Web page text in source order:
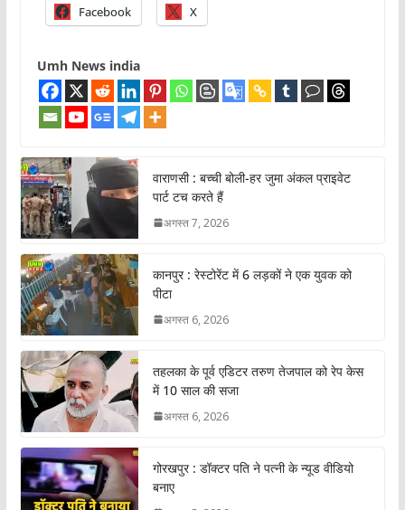
Facebook X
Umh News india
वाराणसी : बच्ची बोली-हर जुमा अंकल प्राइवेट
पार्ट टच करते हैं
अगस्त 7, 2026
कानपुर : रेस्टोरेंट में 6 लड़कों ने एक युवक को
पीटा
अगस्त 6, 2026
तहलका के पूर्व एडिटर तरुण तेजपाल को रेप केस
में 10 साल की सजा
अगस्त 6, 2026
गोरखपुर : डॉक्टर पति ने पत्नी के न्यूड वीडियो
बनाए